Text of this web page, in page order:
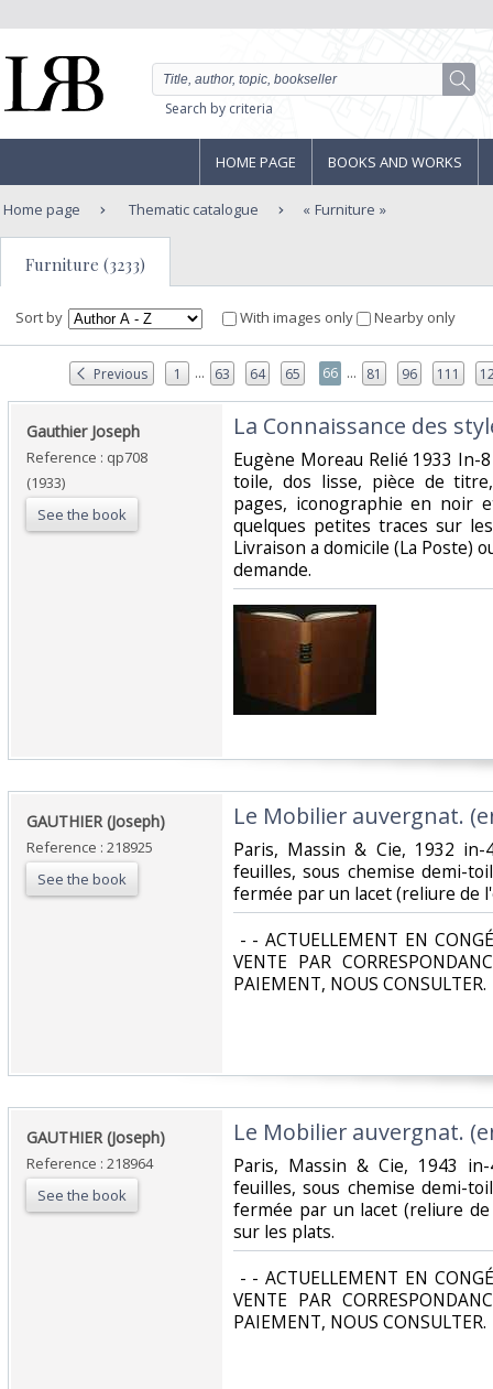
Search by criteria
HOME PAGE BOOKS AND WORKS
Home page Thematic catalogue Furniture
Furniture (3233)
Sort by With images only Nearby only
Previous 1 ... 63 64 65 66 ... 81 96 111
‎Gauthier Joseph‎
Reference : qp708
(1933)
See the book
‎La Connaissance des
‎Eugène Moreau Relié 1933 In-
toile, dos lisse, pièce de
pages, iconographie en noir
quelques petites traces sur
Livraison a domicile (La Poste)
demande.‎
‎GAUTHIER (Joseph)‎
Reference : 218925
See the book
‎Le Mobilier auvergnat.
‎Paris, Massin & Cie, 1932
feuilles, sous chemise demi-
fermée par un lacet (reliure de
- - ACTUELLEMENT EN
VENTE PAR
PAIEMENT, NOUS CONSULTER.‎
‎GAUTHIER (Joseph)‎
Reference : 218964
See the book
‎Le Mobilier auvergnat.
‎Paris, Massin & Cie, 1943
feuilles, sous chemise demi-
fermée par un lacet (reliure de
sur les plats.‎
- - ACTUELLEMENT EN
VENTE PAR
PAIEMENT, NOUS CONSULTER.‎